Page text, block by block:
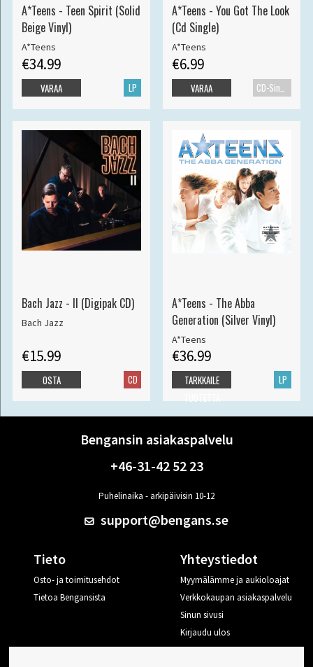
A*Teens - Teen Spirit (Solid
Beige Vinyl)
A*Teens
€34.99
LP
VARAA
A*Teens - You Got The Look
(Cd Single)
A*Teens
€6.99
VARAA
Bach Jazz - II (Digipak CD)
Bach Jazz
€15.99
CD
OSTA
A*Teens - The Abba
Generation (Silver Vinyl)
A*Teens
€36.99
LP
TARKKAILE
TUOTETTA
Bengansin asiakaspalvelu
+46-31-42 52 23
Puhelinaika - arkipäivisin 10-12
support@bengans.se
Tieto
Osto- ja toimitusehdot
Tietoa Bengansista
Yhteystiedot
Myymälämme ja aukioloajat
Verkkokaupan asiakaspalvelu
Sinun sivusi
Kirjaudu ulos